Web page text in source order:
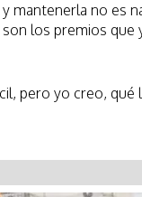
mantenerla no es
los premios que
pero yo creo,